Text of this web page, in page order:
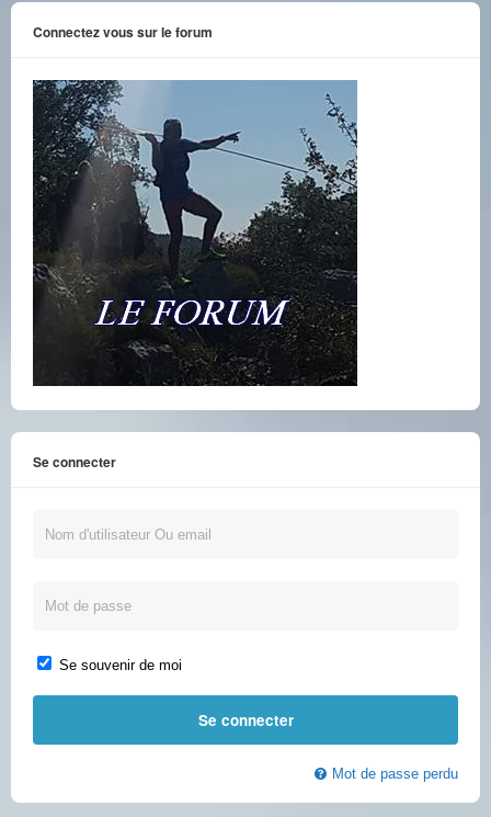
Connectez vous sur le forum
Se connecter
Se souvenir de moi
Mot de passe perdu